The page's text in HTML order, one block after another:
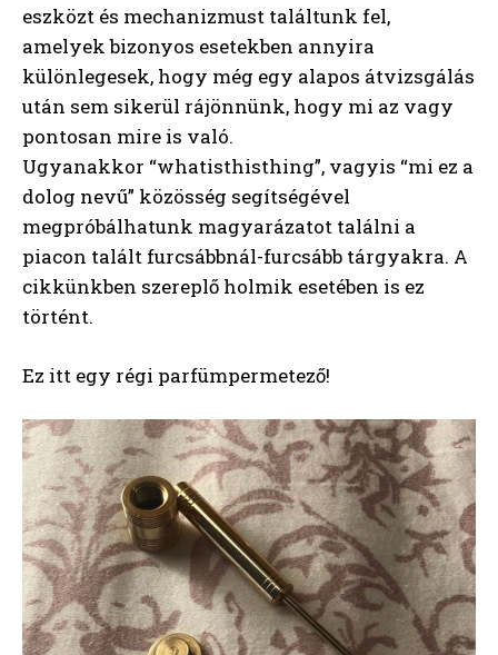
eszközt és mechanizmust találtunk fel,
amelyek bizonyos esetekben annyira
különlegesek, hogy még egy alapos átvizsgálás
után sem sikerül rájönnünk, hogy mi az vagy
pontosan mire is való.
Ugyanakkor “whatisthisthing”, vagyis “mi ez a
dolog nevű” közösség segítségével
megpróbálhatunk magyarázatot találni a
piacon talált furcsábbnál-furcsább tárgyakra. A
cikkünkben szereplő holmik esetében is ez
történt.
Ez itt egy régi parfümpermetező!